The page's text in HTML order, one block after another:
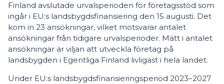
Finland avslutade urvalsperioden för företagsstöd som
ingår i EU:s landsbygdsfinansiering den 15 augusti. Det
kom in 23 ansökningar, vilket motsvarar antalet
ansökningar från tidigare urvalsperioder. Mätt i antalet
ansökningar är viljan att utveckla företag på
landsbygden i Egentliga Finland livligast i hela landet.
Under EU:s landsbygdsfinansieringsperiod 2023–2027